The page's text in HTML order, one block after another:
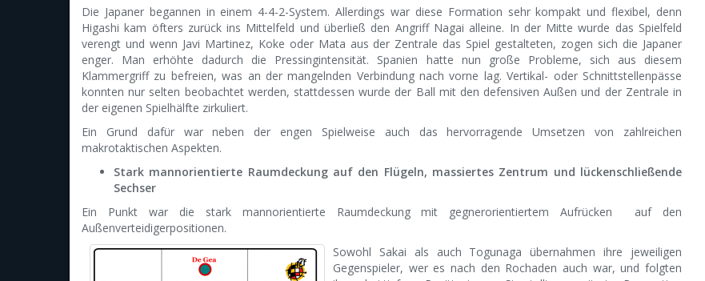
Die Japaner begannen in einem 4-4-2-System. Allerdings war diese Formation sehr kompakt und flexibel, denn
Higashi kam öfters zurück ins Mittelfeld und überließ den Angriff Nagai alleine. In der Mitte wurde das Spielfeld
verengt und wenn Javi Martinez, Koke oder Mata aus der Zentrale das Spiel gestalteten, zogen sich die Japaner
enger. Man erhöhte dadurch die Pressingintensität. Spanien hatte nun große Probleme, sich aus diesem
Klammergriff zu befreien, was an der mangelnden Verbindung nach vorne lag. Vertikal- oder Schnittstellenpässe
konnten nur selten beobachtet werden, stattdessen wurde der Ball mit den defensiven Außen und der Zentrale in
der eigenen Spielhälfte zirkuliert.
Ein Grund dafür war neben der engen Spielweise auch das hervorragende Umsetzen von zahlreichen
makrotaktischen Aspekten.
Stark mannorientierte Raumdeckung auf den Flügeln, massiertes Zentrum und lückenschließende
Sechser
Ein Punkt war die stark mannorientierte Raumdeckung mit gegnerorientiertem Aufrücken auf den
Außenverteidigerpositionen.
Sowohl Sakai als auch Togunaga übernahmen ihre jeweiligen
Gegenspieler, wer es nach den Rochaden auch war, und folgten